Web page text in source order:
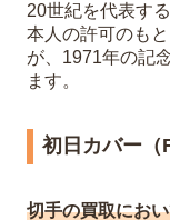
20世紀を代表す
本人の許可のも
が、1971年の記
ます。
初日カバー（
切手の買取にお